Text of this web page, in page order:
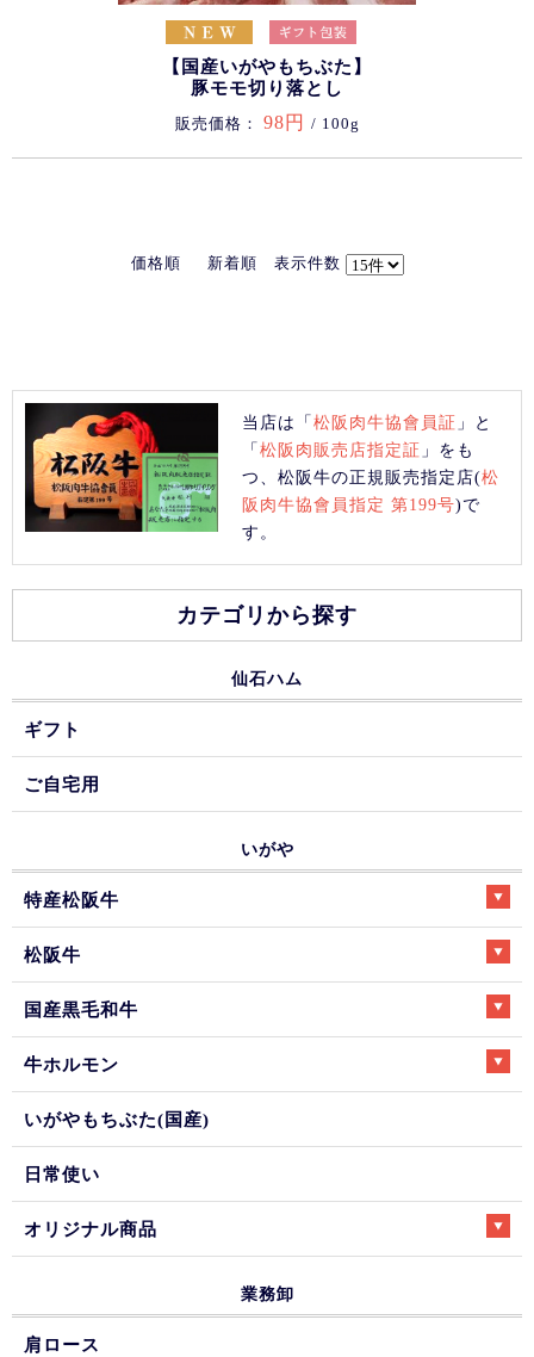
【国産いがやもちぶた】
豚モモ切り落とし
販売価格： 98円 / 100g
価格順 新着順 表示件数
当店は「松阪肉牛協會員証 」と
「松阪肉販売店指定証 」をも
つ、松阪牛の正規販売指定店(松
阪肉牛協會員指定 第199号)で
す。
カテゴリから探す
仙石ハム
ギフト
ご自宅用
いがや
特産松阪牛
松阪牛
国産黒毛和牛
牛ホルモン
いがやもちぶた(国産)
日常使い
オリジナル商品
業務卸
肩ロース